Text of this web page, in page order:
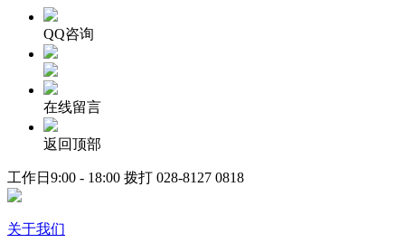
QQ咨询
在线留言
返回顶部
工作日9:00 - 18:00 拨打 028-8127 0818
关于我们